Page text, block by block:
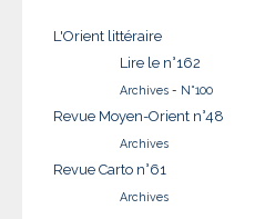
L'Orient littéraire
Lire le n°162
Archives - N°100
Revue Moyen-Orient n°48
Archives
Revue Carto n°61
Archives